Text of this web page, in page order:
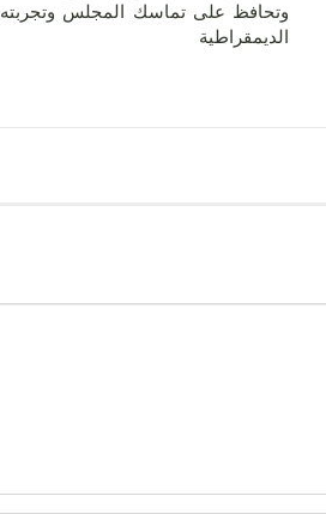
وتحافظ على تماسك المجلس وتجربته
الديمقراطية